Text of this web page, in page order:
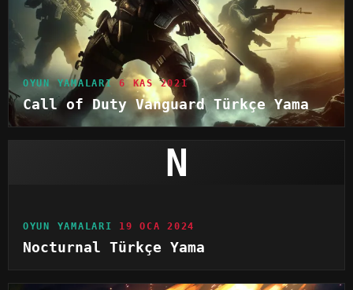
OYUN YAMALARI 6 KAS 2021
Call of Duty Vanguard Türkçe Yama
N
OYUN YAMALARI 19 OCA 2024
Nocturnal Türkçe Yama